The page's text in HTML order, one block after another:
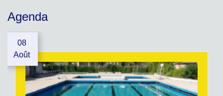
Agenda
08
Août